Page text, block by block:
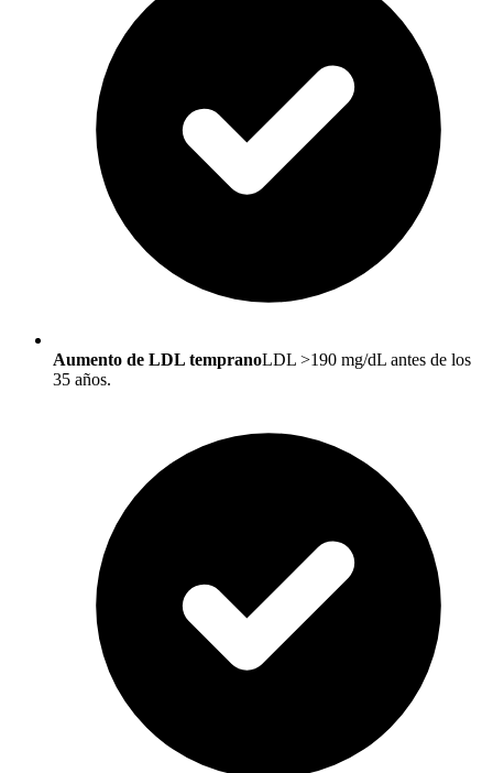
Aumento de LDL tempranoLDL >190 mg/dL antes de los
35 años.